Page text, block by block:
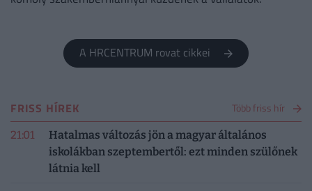
A HRCENTRUM rovat cikkei
FRISS HÍREK Több friss hír
21:01
Hatalmas változás jön a magyar általános
iskolákban szeptembertől: ezt minden szülőnek
látnia kell